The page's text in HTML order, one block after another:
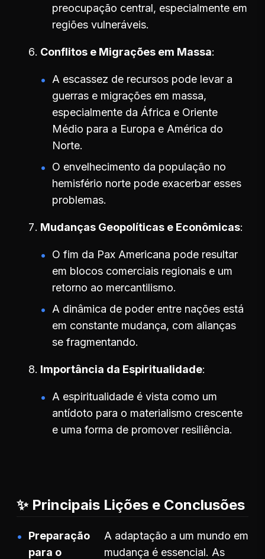
preocupação central, especialmente em
regiões vulneráveis.
Conflitos e Migrações em Massa
A escassez de recursos pode levar a
guerras e migrações em massa,
especialmente da África e Oriente
Médio para a Europa e América do
Norte.
O envelhecimento da população no
hemisfério norte pode exacerbar esses
problemas.
Mudanças Geopolíticas e Econômicas
O fim da Pax Americana pode resultar
em blocos comerciais regionais e um
retorno ao mercantilismo.
A dinâmica de poder entre nações está
em constante mudança, com alianças
se fragmentando.
Importância da Espiritualidade
A espiritualidade é vista como um
antídoto para o materialismo crescente
e uma forma de promover resiliência.
✨ Principais Lições e Conclusões
Preparação
para o
A adaptação a um mundo em
mudança é essencial. As